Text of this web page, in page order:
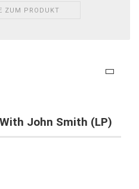
ZUM PRODUKT
John Smith (LP)